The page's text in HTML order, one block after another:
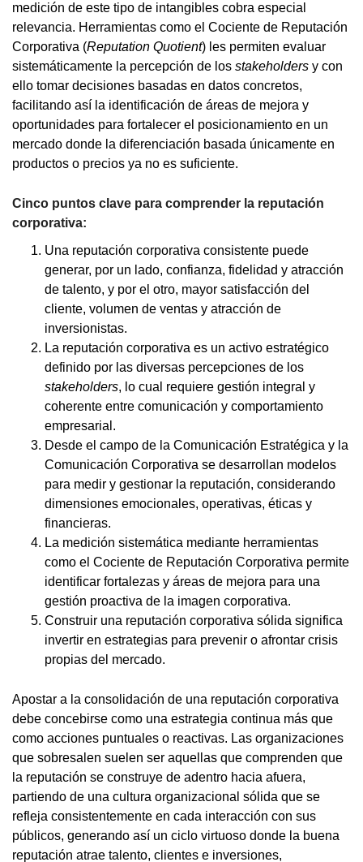
medición de este tipo de intangibles cobra especial
relevancia. Herramientas como el Cociente de Reputación
Corporativa (Reputation Quotient) les permiten evaluar
sistemáticamente la percepción de los stakeholders y con
ello tomar decisiones basadas en datos concretos,
facilitando así la identificación de áreas de mejora y
oportunidades para fortalecer el posicionamiento en un
mercado donde la diferenciación basada únicamente en
productos o precios ya no es suficiente.
Cinco puntos clave para comprender la reputación
corporativa:
Una reputación corporativa consistente puede
generar, por un lado, confianza, fidelidad y atracción
de talento, y por el otro, mayor satisfacción del
cliente, volumen de ventas y atracción de
inversionistas.
La reputación corporativa es un activo estratégico
definido por las diversas percepciones de los
stakeholders, lo cual requiere gestión integral y
coherente entre comunicación y comportamiento
empresarial.
Desde el campo de la Comunicación Estratégica y la
Comunicación Corporativa se desarrollan modelos
para medir y gestionar la reputación, considerando
dimensiones emocionales, operativas, éticas y
financieras.
La medición sistemática mediante herramientas
como el Cociente de Reputación Corporativa permite
identificar fortalezas y áreas de mejora para una
gestión proactiva de la imagen corporativa.
Construir una reputación corporativa sólida significa
invertir en estrategias para prevenir o afrontar crisis
propias del mercado.
Apostar a la consolidación de una reputación corporativa
debe concebirse como una estrategia continua más que
como acciones puntuales o reactivas. Las organizaciones
que sobresalen suelen ser aquellas que comprenden que
la reputación se construye de adentro hacia afuera,
partiendo de una cultura organizacional sólida que se
refleja consistentemente en cada interacción con sus
públicos, generando así un ciclo virtuoso donde la buena
reputación atrae talento, clientes e inversiones,